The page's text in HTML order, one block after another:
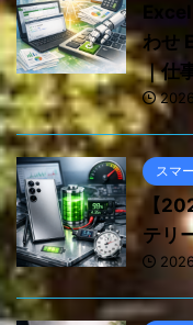
わせ
｜仕
スマ
【
テリ